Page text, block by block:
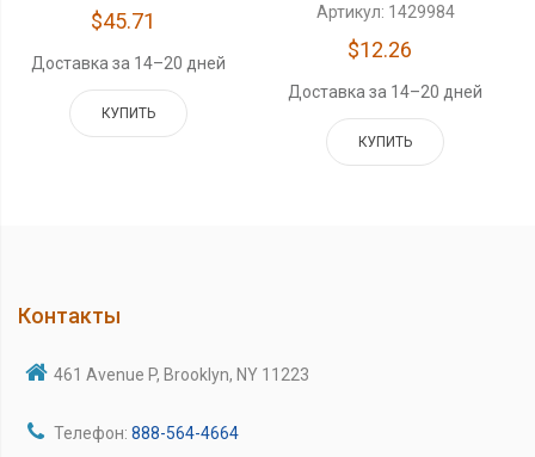
$45.71
Доставка за 14–20 дней
КУПИТЬ
Артикул: 1429984
$12.26
Доставка за 14–20 дней
КУПИТЬ
Контакты
461 Avenue P, Brooklyn, NY 11223
Телефон: 888-564-4664